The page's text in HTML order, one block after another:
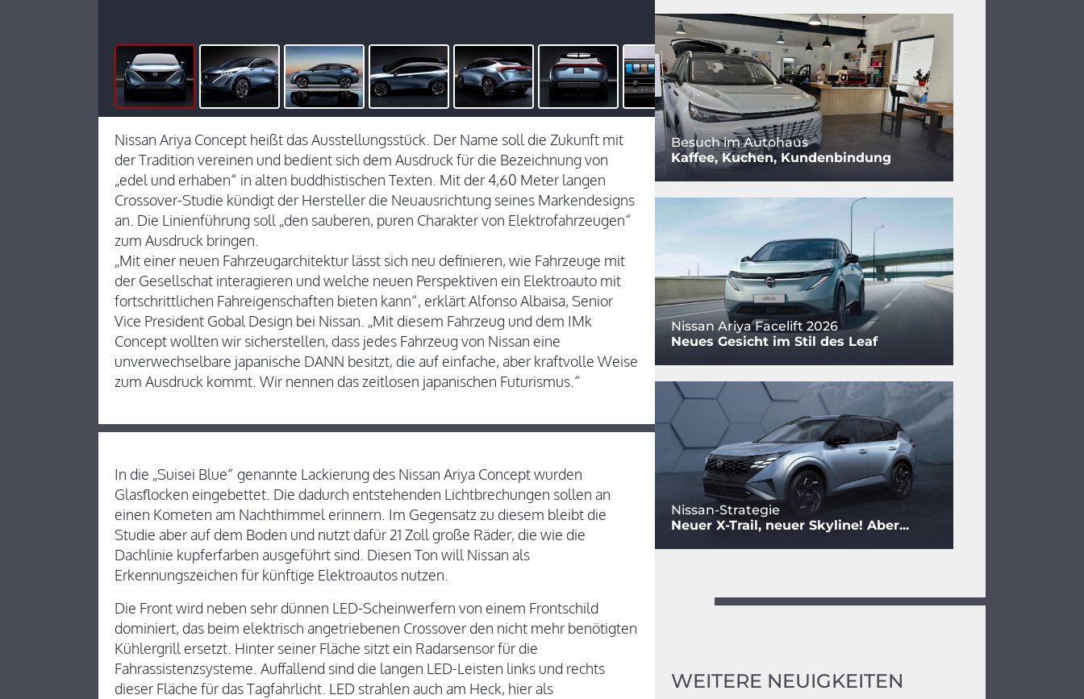
Nissan Ariya Concept heißt das Ausstellungsstück. Der Name soll die Zukunft mit
der Tradition vereinen und bedient sich dem Ausdruck für die Bezeichnung von
„edel und erhaben“ in alten buddhistischen Texten. Mit der 4,60 Meter langen
Crossover-Studie kündigt der Hersteller die Neuausrichtung seines Markendesigns
an. Die Linienführung soll „den sauberen, puren Charakter von Elektrofahrzeugen“
zum Ausdruck bringen.
„Mit einer neuen Fahrzeugarchitektur lässt sich neu definieren, wie Fahrzeuge mit
der Gesellschat interagieren und welche neuen Perspektiven ein Elektroauto mit
fortschrittlichen Fahreigenschaften bieten kann“, erklärt Alfonso Albaisa, Senior
Vice President Gobal Design bei Nissan. „Mit diesem Fahrzeug und dem IMk
Concept wollten wir sicherstellen, dass jedes Fahrzeug von Nissan eine
unverwechselbare japanische DANN besitzt, die auf einfache, aber kraftvolle Weise
zum Ausdruck kommt. Wir nennen das zeitlosen japanischen Futurismus.“
In die „Suisei Blue“ genannte Lackierung des Nissan Ariya Concept wurden
Glasflocken eingebettet. Die dadurch entstehenden Lichtbrechungen sollen an
einen Kometen am Nachthimmel erinnern. Im Gegensatz zu diesem bleibt die
Studie aber auf dem Boden und nutzt dafür 21 Zoll große Räder, die wie die
Dachlinie kupferfarben ausgeführt sind. Diesen Ton will Nissan als
Erkennungszeichen für künftige Elektroautos nutzen.
Die Front wird neben sehr dünnen LED-Scheinwerfern von einem Frontschild
dominiert, das beim elektrisch angetriebenen Crossover den nicht mehr benötigten
Kühlergrill ersetzt. Hinter seiner Fläche sitzt ein Radarsensor für die
Fahrassistenzsysteme. Auffallend sind die langen LED-Leisten links und rechts
dieser Fläche für das Tagfahrlicht. LED strahlen auch am Heck, hier als
Besuch im Autohaus
Kaffee, Kuchen, Kundenbindung
Nissan Ariya Facelift 2026
Neues Gesicht im Stil des Leaf
Nissan-Strategie
Neuer X-Trail, neuer Skyline! Aber...
WEITERE NEUIGKEITEN